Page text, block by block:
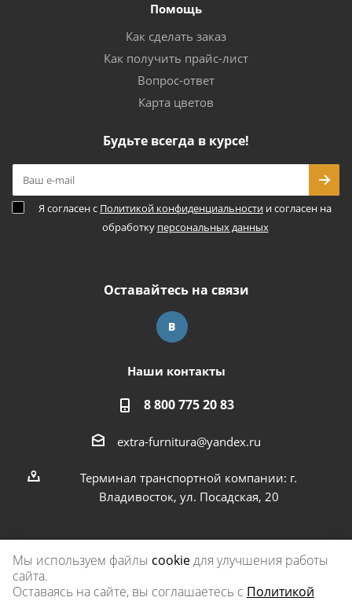
Помощь
Как сделать заказ
Как получить прайс-лист
Вопрос-ответ
Карта цветов
Будьте всегда в курсе!
Я согласен с Политикой конфиденциальности и согласен на
обработку персональных данных
Оставайтесь на связи
Наши контакты
8 800 775 20 83
extra-furnitura@yandex.ru
Терминал транспортной компании: г.
Владивосток, ул. Посадская, 20
Мы используем файлы cookieдля улучшения работы
сайта.
Оставаясь на сайте, вы соглашаетесь с Политикой